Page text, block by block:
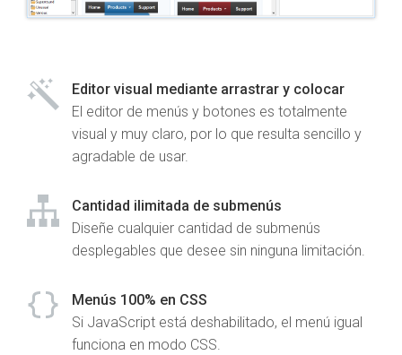
Editor visual mediante arrastrar y colocar
El editor de menús y botones es totalmente
visual y muy claro, por lo que resulta sencillo y
agradable de usar.
Cantidad ilimitada de submenús
Diseñe cualquier cantidad de submenús
desplegables que desee sin ninguna limitación.
Menús 100% en CSS
Si JavaScript está deshabilitado, el menú igual
funciona en modo CSS.